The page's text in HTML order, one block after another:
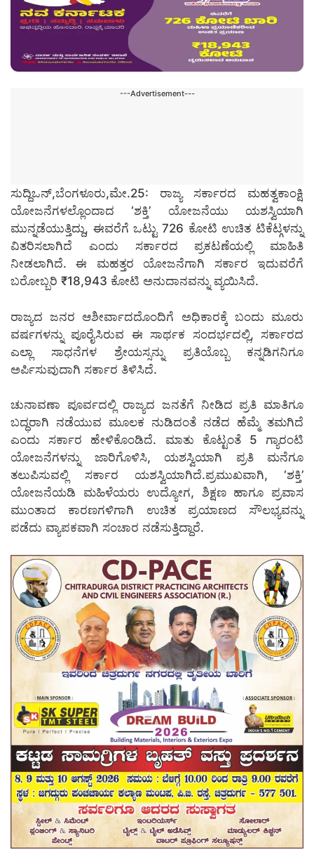
---Advertisement---
ಸುದ್ದಿಒನ್,ಬೆಂಗಳೂರು,ಮೇ.25: ರಾಜ್ಯ ಸರ್ಕಾರದ ಮಹತ್ವಕಾಂಕ್ಷಿ
ಯೋಜನೆಗಳಲ್ಲೊಂದಾದ ‘ಶಕ್ತಿ’ ಯೋಜನೆಯು ಯಶಸ್ವಿಯಾಗಿ
ಮುನ್ನಡೆಯುತ್ತಿದ್ದು, ಈವರೆಗೆ ಒಟ್ಟು 726 ಕೋಟಿ ಉಚಿತ ಟಿಕೆಟ್ಗಳನ್ನು
ವಿತರಿಸಲಾಗಿದೆ ಎಂದು ಸರ್ಕಾರದ ಪ್ರಕಟಣೆಯಲ್ಲಿ ಮಾಹಿತಿ
ನೀಡಲಾಗಿದೆ. ಈ ಮಹತ್ತರ ಯೋಜನೆಗಾಗಿ ಸರ್ಕಾರ ಇದುವರೆಗೆ
ಬರೋಬ್ಬರಿ ₹18,943 ಕೋಟಿ ಅನುದಾನವನ್ನು ವ್ಯಯಿಸಿದೆ.
ರಾಜ್ಯದ ಜನರ ಆಶೀರ್ವಾದದೊಂದಿಗೆ ಅಧಿಕಾರಕ್ಕೆ ಬಂದು ಮೂರು
ವರ್ಷಗಳನ್ನು ಪೂರೈಸಿರುವ ಈ ಸಾರ್ಥಕ ಸಂದರ್ಭದಲ್ಲಿ, ಸರ್ಕಾರದ
ಎಲ್ಲಾ ಸಾಧನೆಗಳ ಶ್ರೇಯಸ್ಸನ್ನು ಪ್ರತಿಯೊಬ್ಬ ಕನ್ನಡಿಗನಿಗೂ
ಅರ್ಪಿಸುವುದಾಗಿ ಸರ್ಕಾರ ತಿಳಿಸಿದೆ.
ಚುನಾವಣಾ ಪೂರ್ವದಲ್ಲಿ ರಾಜ್ಯದ ಜನತೆಗೆ ನೀಡಿದ ಪ್ರತಿ ಮಾತಿಗೂ
ಬದ್ಧರಾಗಿ ನಡೆಯುವ ಮೂಲಕ ನುಡಿದಂತೆ ನಡೆದ ಹೆಮ್ಮೆ ತಮಗಿದೆ
ಎಂದು ಸರ್ಕಾರ ಹೇಳಿಕೊಂಡಿದೆ. ಮಾತು ಕೊಟ್ಟಂತೆ 5 ಗ್ಯಾರಂಟಿ
ಯೋಜನೆಗಳನ್ನು ಜಾರಿಗೊಳಿಸಿ, ಯಶಸ್ವಿಯಾಗಿ ಪ್ರತಿ ಮನೆಗೂ
ತಲುಪಿಸುವಲ್ಲಿ ಸರ್ಕಾರ ಯಶಸ್ವಿಯಾಗಿದೆ.ಪ್ರಮುಖವಾಗಿ, ‘ಶಕ್ತಿ’
ಯೋಜನೆಯಡಿ ಮಹಿಳೆಯರು ಉದ್ಯೋಗ, ಶಿಕ್ಷಣ ಹಾಗೂ ಪ್ರವಾಸ
ಮುಂತಾದ ಕಾರಣಗಳಿಗಾಗಿ ಉಚಿತ ಪ್ರಯಾಣದ ಸೌಲಭ್ಯವನ್ನು
ಪಡೆದು ವ್ಯಾಪಕವಾಗಿ ಸಂಚಾರ ನಡೆಸುತ್ತಿದ್ದಾರೆ.